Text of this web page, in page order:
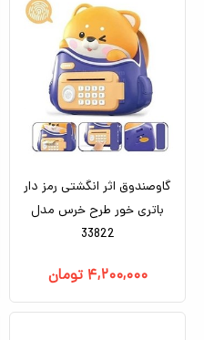
گاوصندوق اثر انگشتی رمز دار
باتری خور طرح خرس مدل
33822
۴,۲۰۰,۰۰۰ تومان